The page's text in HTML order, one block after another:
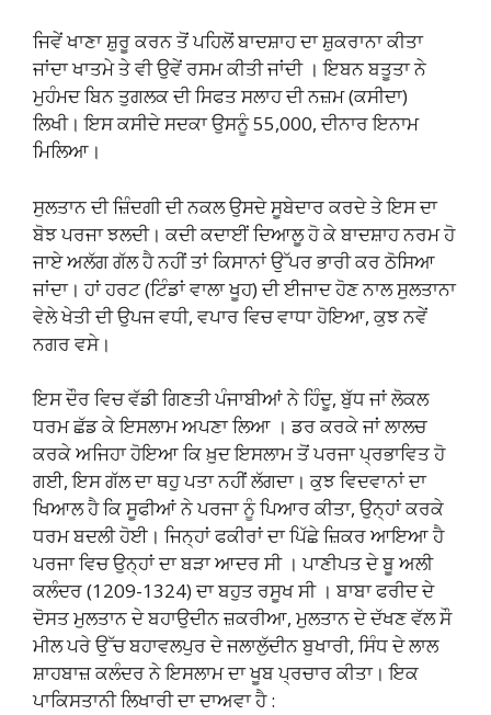
ਜਿਵੇਂ ਖਾਣਾ ਸ਼ੁਰੂ ਕਰਨ ਤੋਂ ਪਹਿਲੋਂ ਬਾਦਸ਼ਾਹ ਦਾ ਸ਼ੁਕਰਾਨਾ ਕੀਤਾ
ਜਾਂਦਾ ਖਾਤਮੇ ਤੇ ਵੀ ਉਵੇਂ ਰਸਮ ਕੀਤੀ ਜਾਂਦੀ । ਇਬਨ ਬਤੂਤਾ ਨੇ
ਮੁਹੰਮਦ ਬਿਨ ਤੁਗਲਕ ਦੀ ਸਿਫਤ ਸਲਾਹ ਦੀ ਨਜ਼ਮ (ਕਸੀਦਾ)
ਲਿਖੀ। ਇਸ ਕਸੀਦੇ ਸਦਕਾ ਉਸਨੂੰ 55,000, ਦੀਨਾਰ ਇਨਾਮ
ਮਿਲਿਆ।
ਸੁਲਤਾਨ ਦੀ ਜ਼ਿੰਦਗੀ ਦੀ ਨਕਲ ਉਸਦੇ ਸੂਬੇਦਾਰ ਕਰਦੇ ਤੇ ਇਸ ਦਾ
ਬੋਝ ਪਰਜਾ ਝਲਦੀ। ਕਦੀ ਕਦਾਈਂ ਦਿਆਲੂ ਹੋ ਕੇ ਬਾਦਸ਼ਾਹ ਨਰਮ ਹੋ
ਜਾਏ ਅਲੱਗ ਗੱਲ ਹੈ ਨਹੀਂ ਤਾਂ ਕਿਸਾਨਾਂ ਉੱਪਰ ਭਾਰੀ ਕਰ ਠੋਸਿਆ
ਜਾਂਦਾ। ਹਾਂ ਹਰਟ (ਟਿੰਡਾਂ ਵਾਲਾ ਖੂਹ) ਦੀ ਈਜਾਦ ਹੋਣ ਨਾਲ ਸੁਲਤਾਨਾ
ਵੇਲੇ ਖੇਤੀ ਦੀ ਉਪਜ ਵਧੀ, ਵਪਾਰ ਵਿਚ ਵਾਧਾ ਹੋਇਆ, ਕੁਝ ਨਵੇਂ
ਨਗਰ ਵਸੇ।
ਇਸ ਦੌਰ ਵਿਚ ਵੱਡੀ ਗਿਣਤੀ ਪੰਜਾਬੀਆਂ ਨੇ ਹਿੰਦੂ, ਬੁੱਧ ਜਾਂ ਲੋਕਲ
ਧਰਮ ਛੱਡ ਕੇ ਇਸਲਾਮ ਅਪਣਾ ਲਿਆ । ਡਰ ਕਰਕੇ ਜਾਂ ਲਾਲਚ
ਕਰਕੇ ਅਜਿਹਾ ਹੋਇਆ ਕਿ ਖ਼ੁਦ ਇਸਲਾਮ ਤੋਂ ਪਰਜਾ ਪ੍ਰਭਾਵਿਤ ਹੋ
ਗਈ, ਇਸ ਗੱਲ ਦਾ ਥਹੁ ਪਤਾ ਨਹੀਂ ਲੱਗਦਾ। ਕੁਝ ਵਿਦਵਾਨਾਂ ਦਾ
ਖਿਆਲ ਹੈ ਕਿ ਸੂਫੀਆਂ ਨੇ ਪਰਜਾ ਨੂੰ ਪਿਆਰ ਕੀਤਾ, ਉਨ੍ਹਾਂ ਕਰਕੇ
ਧਰਮ ਬਦਲੀ ਹੋਈ। ਜਿਨ੍ਹਾਂ ਫਕੀਰਾਂ ਦਾ ਪਿੱਛੇ ਜ਼ਿਕਰ ਆਇਆ ਹੈ
ਪਰਜਾ ਵਿਚ ਉਨ੍ਹਾਂ ਦਾ ਬੜਾ ਆਦਰ ਸੀ । ਪਾਣੀਪਤ ਦੇ ਬੂ ਅਲੀ
ਕਲੰਦਰ (1209-1324) ਦਾ ਬਹੁਤ ਰਸੂਖ ਸੀ । ਬਾਬਾ ਫਰੀਦ ਦੇ
ਦੋਸਤ ਮੁਲਤਾਨ ਦੇ ਬਹਾਉਦੀਨ ਜ਼ਕਰੀਆ, ਮੁਲਤਾਨ ਦੇ ਦੱਖਣ ਵੱਲ ਸੌ
ਮੀਲ ਪਰੇ ਉੱਚ ਬਹਾਵਲਪੁਰ ਦੇ ਜਲਾਲੁੱਦੀਨ ਬੁਖਾਰੀ, ਸਿੰਧ ਦੇ ਲਾਲ
ਸ਼ਾਹਬਾਜ਼ ਕਲੰਦਰ ਨੇ ਇਸਲਾਮ ਦਾ ਖੂਬ ਪ੍ਰਚਾਰ ਕੀਤਾ। ਇਕ
ਪਾਕਿਸਤਾਨੀ ਲਿਖਾਰੀ ਦਾ ਦਾਅਵਾ ਹੈ :